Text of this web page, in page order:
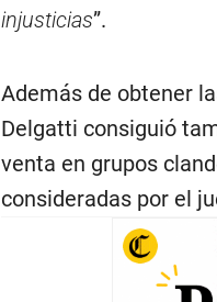
injusticias”.
Además de obtener
Delgatti consiguió
venta en grupos
consideradas por el